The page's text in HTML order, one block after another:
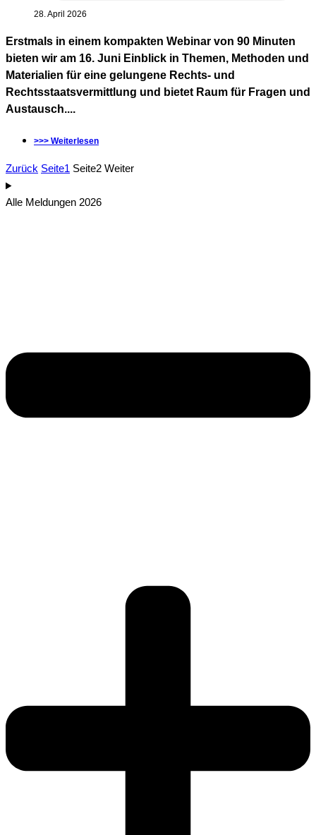
28. April 2026
Erstmals in einem kompakten Webinar von 90 Minuten
bieten wir am 16. Juni Einblick in Themen, Methoden und
Materialien für eine gelungene Rechts- und
Rechtsstaatsvermittlung und bietet Raum für Fragen und
Austausch....
>>> Weiterlesen
Zurück Seite1 Seite2 Weiter
Alle Meldungen 2026